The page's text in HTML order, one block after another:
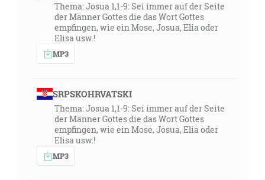
Thema: Josua 1,1-9: Sei immer auf der Seite
der Männer Gottes die das Wort Gottes
empfingen, wie ein Mose, Josua, Elia oder
Elisa usw.!
MP3
SRPSKOHRVATSKI
Thema: Josua 1,1-9: Sei immer auf der Seite
der Männer Gottes die das Wort Gottes
empfingen, wie ein Mose, Josua, Elia oder
Elisa usw.!
MP3